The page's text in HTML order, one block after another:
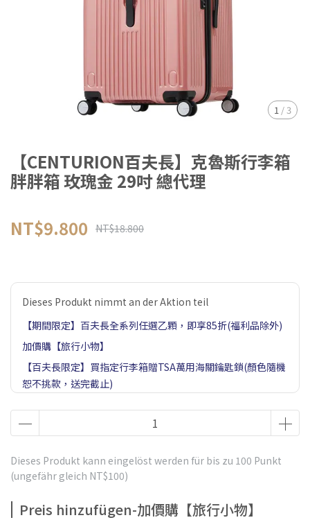
1 /3
【CENTURION百夫長】克魯斯行李箱
胖胖箱 玫瑰金 29吋 總代理
NT$9.800 NT$18.800
Dieses Produkt nimmt an der Aktion teil
【期間限定】百夫長全系列任選乙顆，即享85折(福利品除外)
加價購【旅行小物】
【百夫長限定】買指定行李箱贈TSA萬用海關鑰匙鎖(顏色隨機
恕不挑款，送完截止)
Dieses Produkt kann eingelöst werden für bis zu 100 Punkt
(ungefähr gleich NT$100)
Preis hinzufügen-加價購【旅行小物】